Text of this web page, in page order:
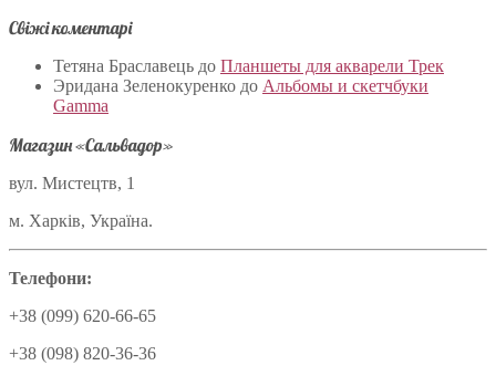
Свіжі коментарі
Тетяна Браславець до Планшеты для акварели Трек
Эридана Зеленокуренко до Альбомы и скетчбуки
Gamma
Магазин «Сальвадор»
вул. Мистецтв, 1
м. Харків, Україна.
Телефони:
+38 (099) 620-66-65
+38 (098) 820-36-36